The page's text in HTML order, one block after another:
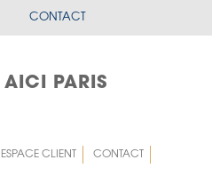
CONTACT
AICI PARIS
ESPACE CLIENT CONTACT